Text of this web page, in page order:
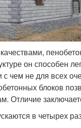
он способен
чем не для всех
блоков
Отличие
в четырех